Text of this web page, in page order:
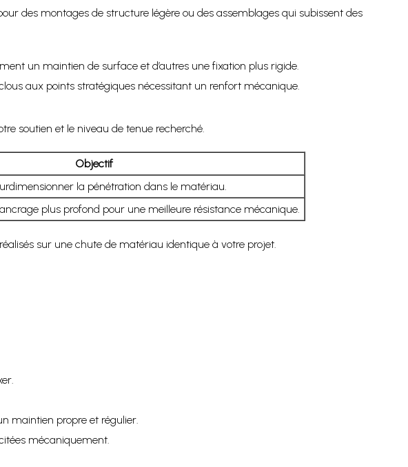
des montages de structure légère ou des assemblages qui subissent des
un maintien de surface et d’autres une fixation plus rigide.
aux points stratégiques nécessitant un renfort mécanique.
soutien et le niveau de tenue recherché.
Objectif
la pénétration dans le matériau.
plus profond pour une meilleure résistance mécanique.
sur une chute de matériau identique à votre projet.
maintien propre et régulier.
mécaniquement.